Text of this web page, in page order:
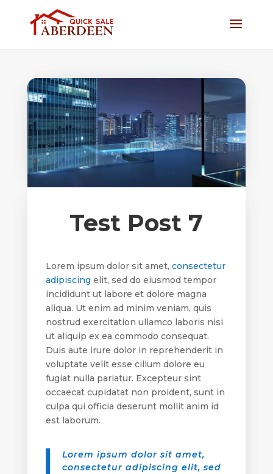
Test Post 7
Lorem ipsum dolor sit amet, consectetur
adipiscing elit, sed do eiusmod tempor
incididunt ut labore et dolore magna
aliqua. Ut enim ad minim veniam, quis
nostrud exercitation ullamco laboris nisi
ut aliquip ex ea commodo consequat.
Duis aute irure dolor in reprehenderit in
voluptate velit esse cillum dolore eu
fugiat nulla pariatur. Excepteur sint
occaecat cupidatat non proident, sunt in
culpa qui officia deserunt mollit anim id
est laborum.
Lorem ipsum dolor sit amet,
consectetur adipiscing elit, sed